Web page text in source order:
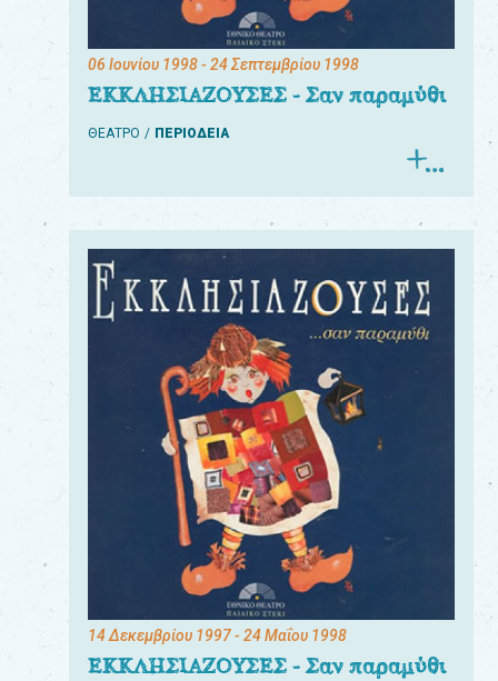
06 Ιουνίου 1998- 24 Σεπτεμβρίου 1998
ΕΚΚΛΗΣΙΑΖΟΥΣΕΣ - Σαν παραμύθι
ΘΕΑΤΡΟ ΠΕΡΙΟΔΕΙΑ
14 Δεκεμβρίου 1997- 24 Μαΐου 1998
ΕΚΚΛΗΣΙΑΖΟΥΣΕΣ - Σαν παραμύθι